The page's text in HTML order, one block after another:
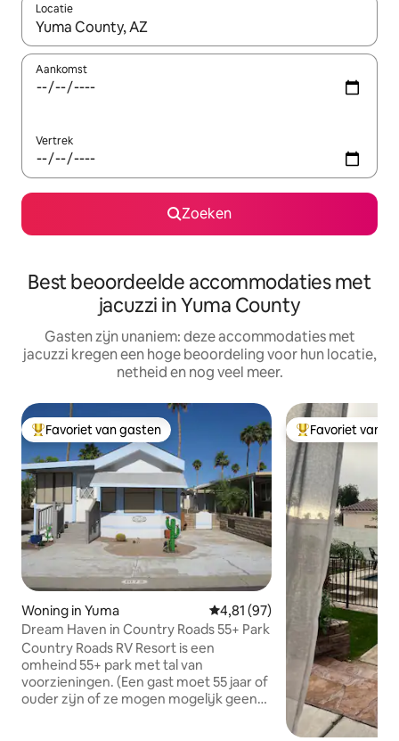
Locatie
Wanneer er suggesties beschikbaar zijn, maak je een keuze
Aankomst
Vertrek
Zoeken
Best beoordeelde accommodaties met
jacuzzi in Yuma County
Gasten zijn unaniem: deze accommodaties met
jacuzzi kregen een hoge beoordeling voor hun locatie,
netheid en nog veel meer.
Topfavoriet van gasten
Favoriet van gasten
Woning in Yuma Gemiddelde beoordeling van
4,81 (97)
Dream Haven in Country Roads 55+ Park
Country Roads RV Resort is een
omheind 55+ park met tal van
voorzieningen. (Een gast moet 55 jaar of
ouder zijn of ze mogen mogelijk geen
Topfavoriet van
Favoriet van